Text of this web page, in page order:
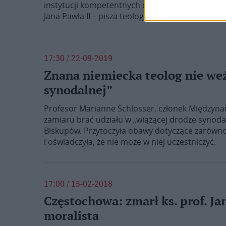
instytucji kompetentnych do wyjaśniania
Jana Pawła II – pisza teologowie moraliści.
17:30 / 22-09-2019
Znana niemiecka teolog nie
synodalnej”
Profesor Marianne Schlosser, członek
zamiaru brać udziału w „wiążącej drodze
Biskupów. Przytoczyła obawy dotyczące
i oświadczyła, że nie może w niej uczestniczyć.
17:00 / 15-02-2018
Częstochowa: zmarł ks. prof.
moralista